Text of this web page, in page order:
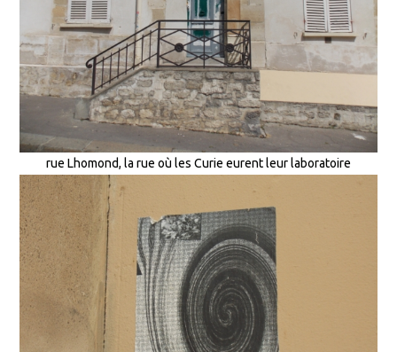
rue Lhomond, la rue où les Curie eurent leur laboratoire